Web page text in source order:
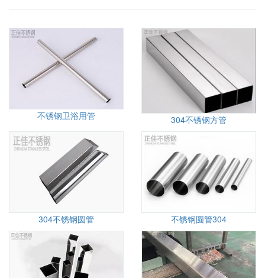
不锈钢卫浴用管 304不锈钢方管
304不锈钢圆管 不锈钢圆管304